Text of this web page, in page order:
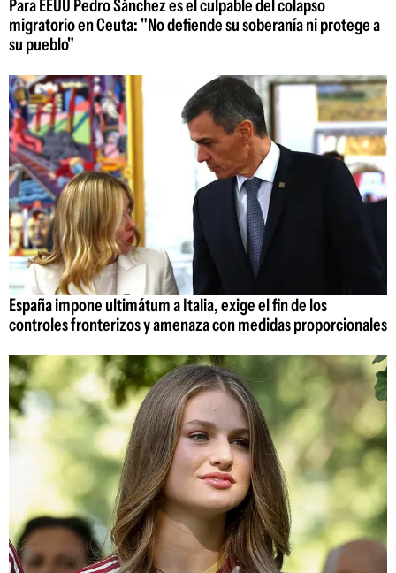
Para EEUU Pedro Sánchez es el culpable del colapso
migratorio en Ceuta: "No defiende su soberanía ni protege a
su pueblo"
España impone ultimátum a Italia, exige el fin de los
controles fronterizos y amenaza con medidas proporcionales